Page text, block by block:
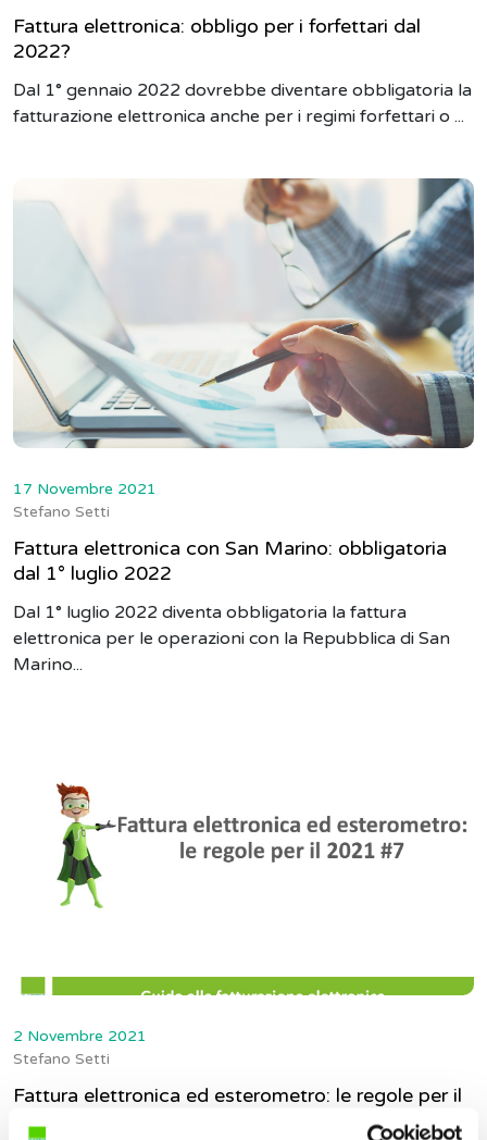
Fattura elettronica: obbligo per i forfettari dal
2022?
Dal 1° gennaio 2022 dovrebbe diventare obbligatoria la
fatturazione elettronica anche per i regimi forfettari o ...
17 Novembre 2021
Stefano Setti
Fattura elettronica con San Marino: obbligatoria
dal 1° luglio 2022
Dal 1° luglio 2022 diventa obbligatoria la fattura
elettronica per le operazioni con la Repubblica di San
Marino...
2 Novembre 2021
Stefano Setti
Fattura elettronica ed esterometro: le regole per il
2021